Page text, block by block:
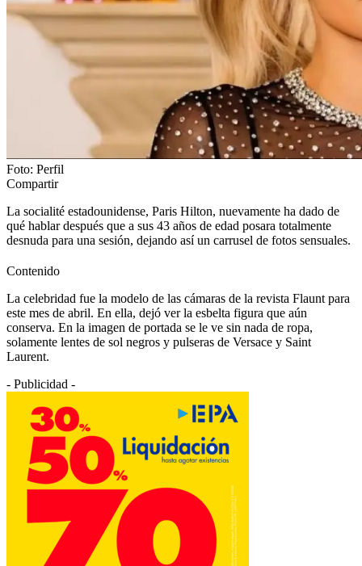
Foto: Perfil
Compartir
La socialité estadounidense, Paris Hilton, nuevamente ha dado de
qué hablar después que a sus 43 años de edad posara totalmente
desnuda para una sesión, dejando así un carrusel de fotos sensuales.
Contenido
La celebridad fue la modelo de las cámaras de la revista Flaunt para
este mes de abril. En ella, dejó ver la esbelta figura que aún
conserva. En la imagen de portada se le ve sin nada de ropa,
solamente lentes de sol negros y pulseras de Versace y Saint
Laurent.
- Publicidad -